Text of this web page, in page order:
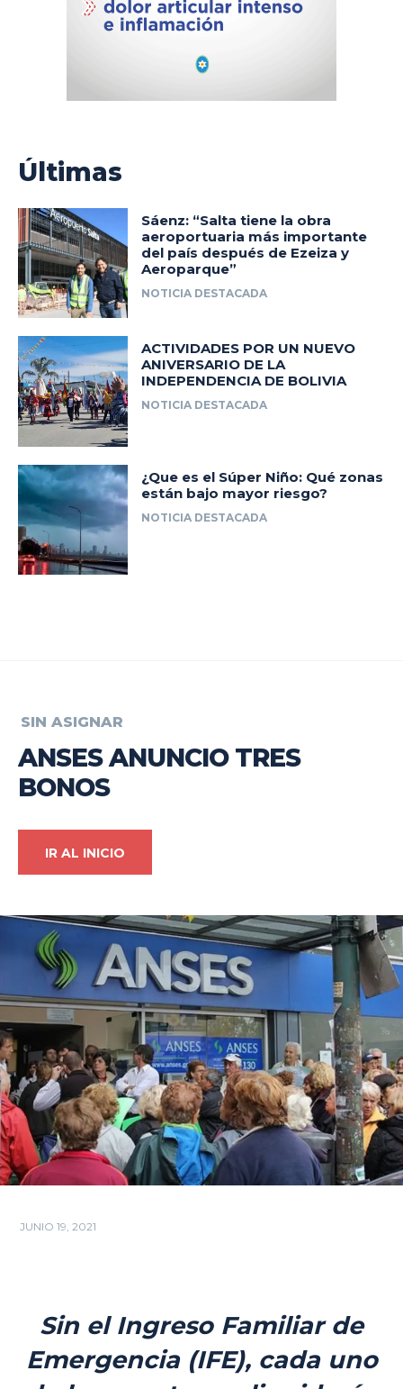
Últimas
Sáenz: “Salta tiene la obra
aeroportuaria más importante
del país después de Ezeiza y
Aeroparque”
NOTICIA DESTACADA
ACTIVIDADES POR UN NUEVO
ANIVERSARIO DE LA
INDEPENDENCIA DE BOLIVIA
NOTICIA DESTACADA
¿Que es el Súper Niño: Qué zonas
están bajo mayor riesgo?
NOTICIA DESTACADA